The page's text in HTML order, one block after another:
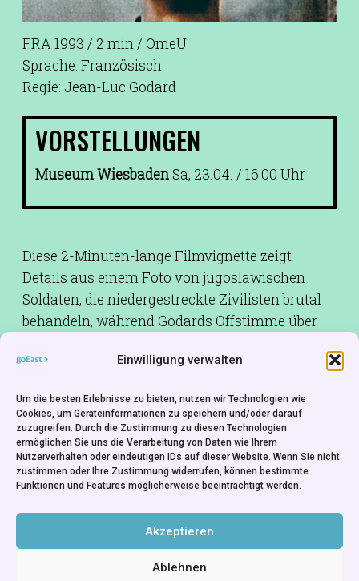
Einwilligung verwalten
Um die besten Erlebnisse zu bieten, nutzen wir Technologien wie
Cookies, um Geräteinformationen zu speichern und/oder darauf
zuzugreifen. Durch die Zustimmung zu diesen Technologien
ermöglichen Sie uns die Verarbeitung von Daten wie Ihrem
Nutzerverhalten oder eindeutigen IDs auf dieser Website. Wenn Sie nicht
zustimmen oder Ihre Zustimmung widerrufen, können bestimmte
Funktionen und Features möglicherweise beeinträchtigt werden.
Akzeptieren
Ablehnen
FRA 1993 / 2 min / OmeU
Sprache: Französisch
Regie: Jean-Luc Godard
VORSTELLUNGEN
Museum WiesbadenSa, 23.04. / 16:00 Uhr
Diese 2-Minuten-lange Filmvignette zeigt
Details aus einem Foto von jugoslawischen
Soldaten, die niedergestreckte Zivilisten brutal
behandeln, während Godards Offstimme über
Schnitt:Jean-Luc Godard
Musik:Arvo Pärt
Ton:François Musy
Besetzung:Jean-Luc Godard
ECM Records